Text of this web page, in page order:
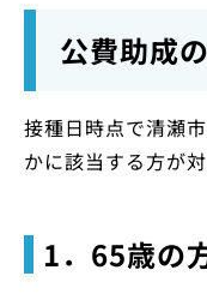
公費助成
接種日時点で清瀬
かに該当する方が対
1．65歳の